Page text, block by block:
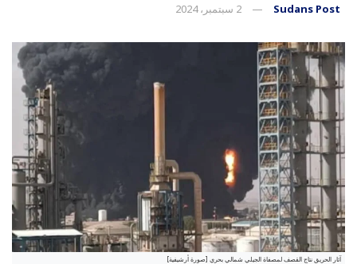
Sudans Post 2 سبتمبر، 2024
آثار الحريق نتاج القصف لمصفاة الجيلي شمالي بحري [صورة أرشيفية]